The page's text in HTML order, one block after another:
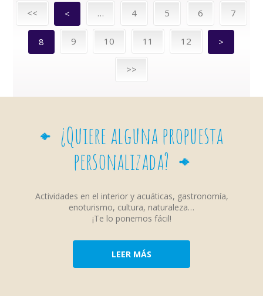
<< < … 4 5 6 7
8 9 10 11 12 >
>>
¿Quiere alguna propuesta
personalizada?
Actividades en el interior y acuáticas, gastronomía,
enoturismo, cultura, naturaleza…
¡Te lo ponemos fácil!
LEER MÁS